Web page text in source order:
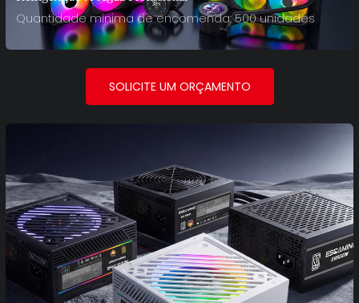
Quantidade mínima de encomenda: 500 unidades
SOLICITE UM ORÇAMENTO